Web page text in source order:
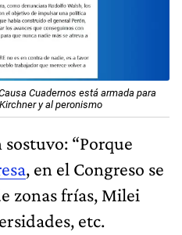
Cuadernos está armada para
y al peronismo
“Porque
, en el Congreso se
zonas frías, Milei
etc.